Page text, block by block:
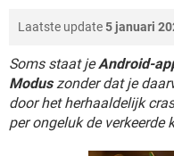
TIKTOK
TIKTOK
INSTAGRAM
NETFLIX
GRATIS
TIKTOK
INSTAGRAM
NETFLIX
Laatste update5 januari
Soms staat jeAndroid-
Moduszonder dat je
door het herhaaldelijk
per ongeluk de